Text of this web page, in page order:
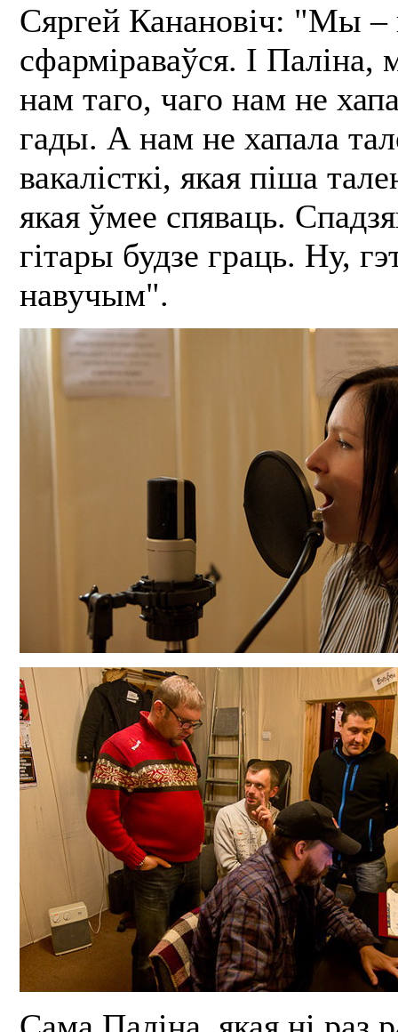
Сяргей Канановіч: "Мы –
сфарміраваўся. І Паліна,
нам таго, чаго нам не
гады. А нам не хапала
вакалісткі, якая піша
якая ўмее спяваць.
гітары будзе граць. Ну,
навучым".